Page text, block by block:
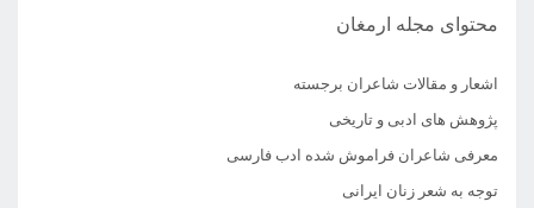
محتوای مجله ارمغان
اشعار و مقالات شاعران برجسته
پژوهش های ادبی و تاریخی
معرفی شاعران فراموش شده ادب فارسی
توجه به شعر زنان ایرانی